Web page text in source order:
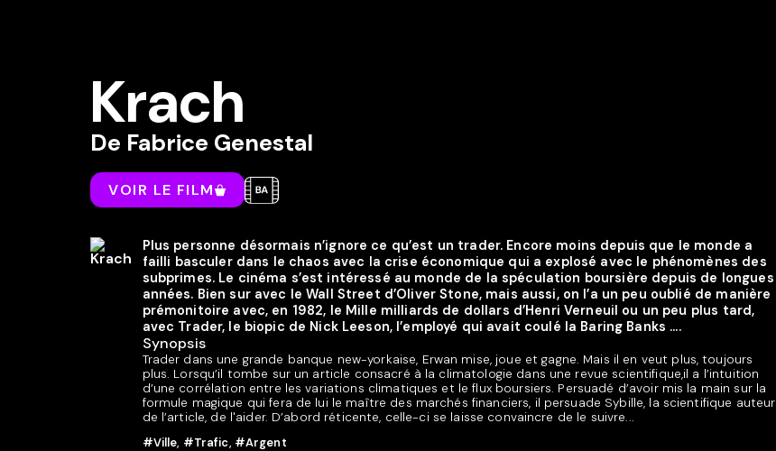
Krach
De Fabrice Genestal
VOIR LE FILM
Plus personne désormais n’ignore ce qu’est un trader. Encore moins depuis que le monde a
failli basculer dans le chaos avec la crise économique qui a explosé avec le phénomènes des
subprimes. Le cinéma s’est intéressé au monde de la spéculation boursière depuis de longues
années. Bien sur avec le Wall Street d’Oliver Stone, mais aussi, on l’a un peu oublié de manière
prémonitoire avec, en 1982, le Mille milliards de dollars d’Henri Verneuil ou un peu plus tard,
avec Trader, le biopic de Nick Leeson, l’employé qui avait coulé la Baring Banks ....
Synopsis
Trader dans une grande banque new-yorkaise, Erwan mise, joue et gagne. Mais il en veut plus, toujours
plus. Lorsqu’il tombe sur un article consacré à la climatologie dans une revue scientifique,il a l’intuition
d’une corrélation entre les variations climatiques et le flux boursiers. Persuadé d’avoir mis la main sur la
formule magique qui fera de lui le maître des marchés financiers, il persuade Sybille, la scientifique auteur
de l’article, de l'aider. D’abord réticente, celle-ci se laisse convaincre de le suivre...
#Ville, #Trafic, #Argent